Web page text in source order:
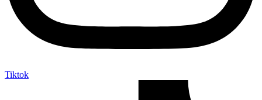
Tiktok